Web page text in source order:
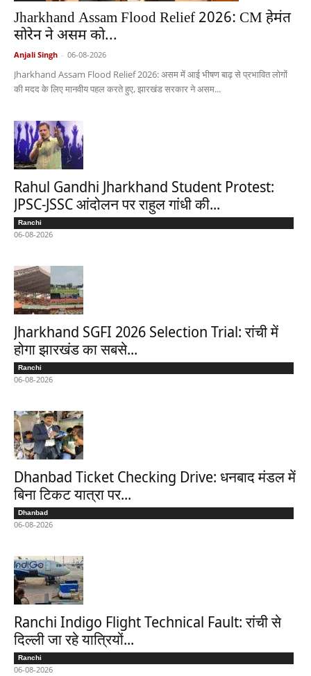
Jharkhand Assam Flood Relief 2026: CM हेमंत
सोरेन ने असम को...
Anjali Singh - 06-08-2026
Jharkhand Assam Flood Relief 2026: असम में आई भीषण बाढ़ से प्रभावित लोगों
की मदद के लिए मानवीय पहल करते हुए, झारखंड सरकार ने असम...
Rahul Gandhi Jharkhand Student Protest:
JPSC-JSSC आंदोलन पर राहुल गांधी की...
Ranchi
06-08-2026
Jharkhand SGFI 2026 Selection Trial: रांची में
होगा झारखंड का सबसे...
Ranchi
06-08-2026
Dhanbad Ticket Checking Drive: धनबाद मंडल में
बिना टिकट यात्रा पर...
Dhanbad
06-08-2026
Ranchi Indigo Flight Technical Fault: रांची से
दिल्ली जा रहे यात्रियों...
Ranchi
06-08-2026